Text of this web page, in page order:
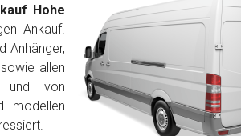
Hohe
Ankauf.
Anhänger,
allen
und von
-modellen